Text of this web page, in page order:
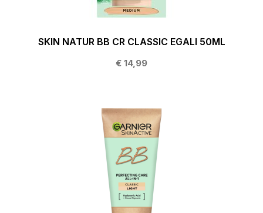
SKIN NATUR BB CR CLASSIC EGALI 50ML
€ 14,99